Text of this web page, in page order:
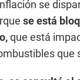
se
se está
que está
que